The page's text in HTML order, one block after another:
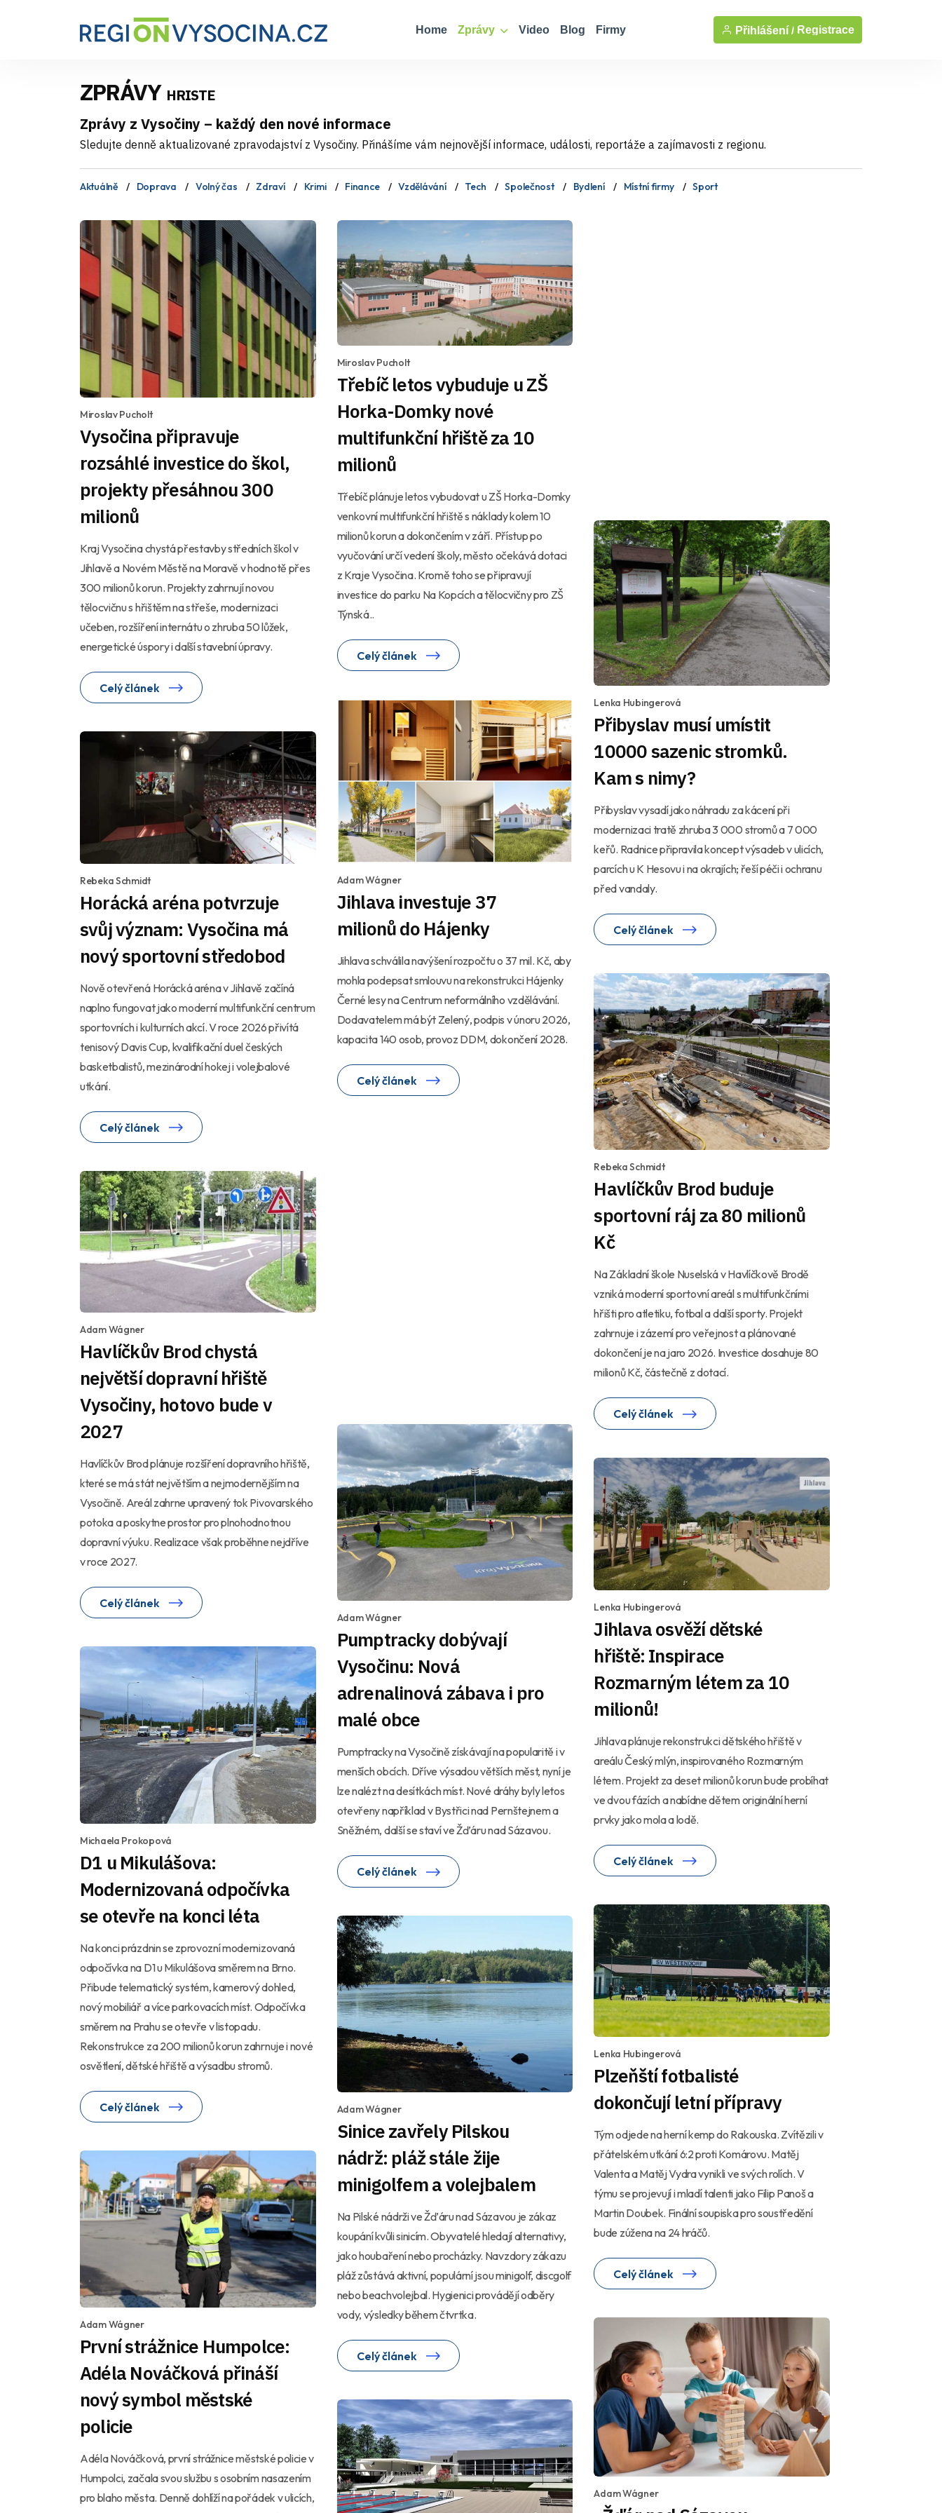
Home Zprávy Video Blog Firmy Přihlášení / Registrace
ZPRÁVY HRISTE
Zprávy z Vysočiny – každý den nové informace
Sledujte denně aktualizované zpravodajství z Vysočiny. Přinášíme vám nejnovější informace, události, reportáže a zajímavosti z regionu.
Aktuálně Doprava Volný čas Zdraví Krimi Finance Vzdělávání Tech Společnost Bydlení Místní firmy Sport
Miroslav Pucholt
Vysočina připravuje
rozsáhlé investice do škol,
projekty přesáhnou 300
milionů
Kraj Vysočina chystá přestavby středních škol v
Jihlavě a Novém Městě na Moravě v hodnotě přes
300 milionů korun. Projekty zahrnují novou
tělocvičnu s hřištěm na střeše, modernizaci
učeben, rozšíření internátu o zhruba 50 lůžek,
energetické úspory i další stavební úpravy.
Celý článek
Miroslav Pucholt
Třebíč letos vybuduje u ZŠ
Horka-Domky nové
multifunkční hřiště za 10
milionů
Třebíč plánuje letos vybudovat u ZŠ Horka-Domky
venkovní multifunkční hřiště s náklady kolem 10
milionů korun a dokončením v září. Přístup po
vyučování určí vedení školy, město očekává dotaci
z Kraje Vysočina. Kromě toho se připravují
investice do parku Na Kopcích a tělocvičny pro ZŠ
Týnská..
Celý článek
Lenka Hubingerová
Přibyslav musí umístit
10000 sazenic stromků.
Kam s nimy?
Přibyslav vysadí jako náhradu za kácení při
modernizaci tratě zhruba 3 000 stromů a 7 000
keřů. Radnice připravila koncept výsadeb v ulicích,
parcích u K Hesovu i na okrajích; řeší péči i ochranu
před vandaly.
Celý článek
Adam Wágner
Jihlava investuje 37
milionů do Hájenky
Jihlava schválila navýšení rozpočtu o 37 mil. Kč, aby
mohla podepsat smlouvu na rekonstrukci Hájenky
Černé lesy na Centrum neformálního vzdělávání.
Dodavatelem má být Zelený, podpis v únoru 2026,
kapacita 140 osob, provoz DDM, dokončení 2028.
Celý článek
Rebeka Schmidt
Horácká aréna potvrzuje
svůj význam: Vysočina má
nový sportovní středobod
Nově otevřená Horácká aréna v Jihlavě začíná
naplno fungovat jako moderní multifunkční centrum
sportovních i kulturních akcí. V roce 2026 přivítá
tenisový Davis Cup, kvalifikační duel českých
basketbalistů, mezinárodní hokej i volejbalové
utkání.
Celý článek
Rebeka Schmidt
Havlíčkův Brod buduje
sportovní ráj za 80 milionů
Kč
Na Základní škole Nuselská v Havlíčkově Brodě
vzniká moderní sportovní areál s multifunkčními
hřišti pro atletiku, fotbal a další sporty. Projekt
zahrnuje i zázemí pro veřejnost a plánované
dokončení je na jaro 2026. Investice dosahuje 80
milionů Kč, částečně z dotací.
Celý článek
Adam Wágner
Havlíčkův Brod chystá
největší dopravní hřiště
Vysočiny, hotovo bude v
2027
Havlíčkův Brod plánuje rozšíření dopravního hřiště,
které se má stát největším a nejmodernějším na
Vysočině. Areál zahrne upravený tok Pivovarského
potoka a poskytne prostor pro plnohodnotnou
dopravní výuku. Realizace však proběhne nejdříve
v roce 2027.
Celý článek
Adam Wágner
Pumptracky dobývají
Vysočinu: Nová
adrenalinová zábava i pro
malé obce
Pumptracky na Vysočině získávají na popularitě i v
menších obcích. Dříve výsadou větších měst, nyní je
lze nalézt na desítkách míst. Nové dráhy byly letos
otevřeny například v Bystřici nad Pernštejnem a
Sněžném, další se staví ve Žďáru nad Sázavou.
Celý článek
Lenka Hubingerová
Jihlava osvěží dětské
hřiště: Inspirace
Rozmarným létem za 10
milionů!
Jihlava plánuje rekonstrukci dětského hřiště v
areálu Český mlýn, inspirovaného Rozmarným
létem. Projekt za deset milionů korun bude probíhat
ve dvou fázích a nabídne dětem originální herní
prvky jako mola a lodě.
Celý článek
Michaela Prokopová
D1 u Mikulášova:
Modernizovaná odpočívka
se otevře na konci léta
Na konci prázdnin se zprovozní modernizovaná
odpočívka na D1 u Mikulášova směrem na Brno.
Přibude telematický systém, kamerový dohled,
nový mobiliář a více parkovacích míst. Odpočívka
směrem na Prahu se otevře v listopadu.
Rekonstrukce za 200 milionů korun zahrnuje i nové
osvětlení, dětské hřiště a výsadbu stromů.
Celý článek
Lenka Hubingerová
Plzeňští fotbalisté
dokončují letní přípravy
Tým odjede na herní kemp do Rakouska. Zvítězili v
přátelském utkání 6:2 proti Komárovu. Matěj
Valenta a Matěj Vydra vynikli ve svých rolích. V
týmu se projevují i mladí talenti jako Filip Panoš a
Martin Doubek. Finální soupiska pro soustředění
bude zúžena na 24 hráčů.
Celý článek
Adam Wágner
Sinice zavřely Pilskou
nádrž: pláž stále žije
minigolfem a volejbalem
Na Pilské nádrži ve Žďáru nad Sázavou je zákaz
koupání kvůli sinicím. Obyvatelé hledají alternativy,
jako houbaření nebo procházky. Navzdory zákazu
pláž zůstává aktivní, populární jsou minigolf, discgolf
nebo beachvolejbal. Hygienici provádějí odběry
vody, výsledky během čtvrtka.
Celý článek
Adam Wágner
První strážnice Humpolce:
Adéla Nováčková přináší
nový symbol městské
policie
Adéla Nováčková, první strážnice městské policie v
Humpolci, začala svou službu s osobním nasazením
pro blaho města. Denně dohlíží na pořádek v ulicích,
Adam Wágner